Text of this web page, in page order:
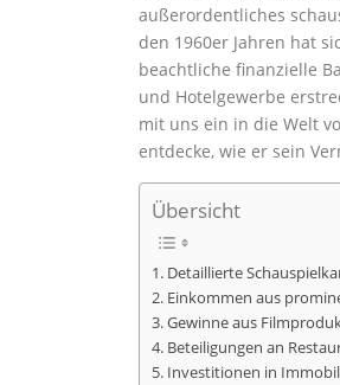
außerordentliches
den 1960er Jahren hat
beachtliche finanzielle
und Hotelgewerbe
mit uns ein in die Welt
entdecke, wie er sein
Übersicht
Detaillierte
Einkommen aus
Gewinne aus
Beteiligungen an
Investitionen in